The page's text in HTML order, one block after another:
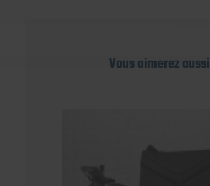
Vous aimerez aussi